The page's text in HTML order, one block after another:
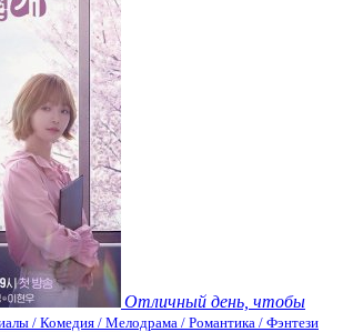
Отличный день, чтобы
/ Комедия / Мелодрама / Романтика / Фэнтези